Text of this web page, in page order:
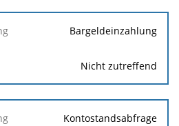
Bargeldeinzahlung
Nicht zutreffend
Kontostandsabfrage